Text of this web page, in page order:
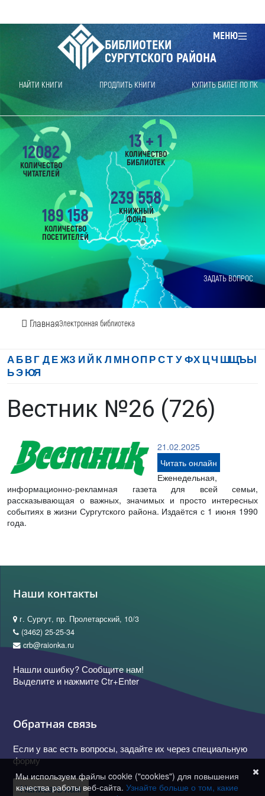
МЕНЮ
БИБЛИОТЕКИ
СУРГУТСКОГО РАЙОНА
НАЙТИ КНИГИ ПРОДЛИТЬ КНИГИ КУПИТЬ БИЛЕТ ПО ПК
ЗАДАТЬ ВОПРОС
ГлавнаяЭлектронная библиотека
12082
КОЛИЧЕСТВО
ЧИТАТЕЛЕЙ
189 158
КОЛИЧЕСТВО
ПОСЕТИТЕЛЕЙ
239 558
КНИЖНЫЙ
ФОНД
13 + 1
КОЛИЧЕСТВО
БИБЛИОТЕК
АБВГ ДЕЖЗ И Й К Л МНОП РСТ УФХ ЦЧ ШЩЪЫ
ЬЭЮЯ
Вестник №26 (726)
21.02.2025
Читать онлайн
Еженедельная,
информационно-рекламная газета для всей семьи,
рассказывающая о важных, значимых и просто интересных
событиях в жизни Сургутского района. Издаётся с 1 июня 1990
года.
Наши контакты
г. Сургут, пр. Пролетарский, 10/3
(3462) 25-25-34
crb@raionka.ru
Нашли ошибку? Сообщите нам!
Выделите и нажмите Ctr+Enter
Обратная связь
Если у вас есть вопросы, задайте их через специальную
форму
Написать нам
Мы используем файлы cookie ("cookies") для повышения
качества работы веб-сайта. Узнайте больше о том, какие